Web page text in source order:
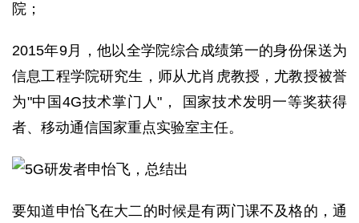
院；
2015年9月，他以全学院综合成绩第一的身份保送为
信息工程学院研究生，师从尤肖虎教授，尤教授被誉
为"中国4G技术掌门人"， 国家技术发明一等奖获得
者、移动通信国家重点实验室主任。
要知道申怡飞在大二的时候是有两门课不及格的，通